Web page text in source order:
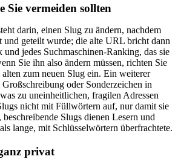
Sie vermeiden sollten
darin, einen Slug zu ändern, nachdem
und geteilt wurde; die alte URL bricht dann
und jedes Suchmaschinen-Ranking, das sie
Sie ihn also ändern müssen, richten Sie
zum neuen Slug ein. Ein weiterer
oder Sonderzeichen in
zu uneinheitlichen, fragilen Adressen
nicht mit Füllwörtern auf, nur damit sie
Slugs dienen Lesern und
lange, mit Schlüsselwörtern überfrachtete.
privat